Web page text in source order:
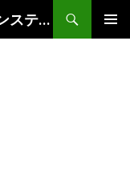
グローバルマクロ・リサーチ・インスティテュート